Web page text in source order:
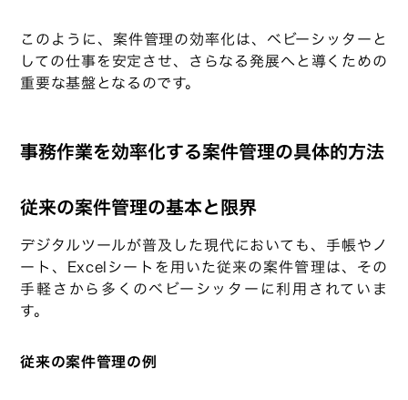
このように、案件管理の効率化は、ベビーシッターと
しての仕事を安定させ、さらなる発展へと導くための
重要な基盤となるのです。
事務作業を効率化する案件管理の具体的方法
従来の案件管理の基本と限界
デジタルツールが普及した現代においても、手帳やノ
ート、Excelシートを用いた従来の案件管理は、その
手軽さから多くのベビーシッターに利用されていま
す。
従来の案件管理の例